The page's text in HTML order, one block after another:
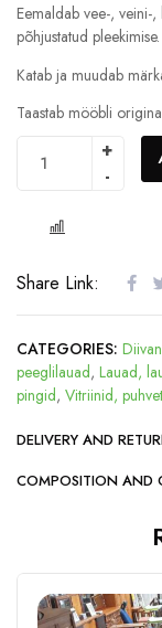
Eemaldab vee-, veini-
põhjustatud pleekimise.
Katab ja muudab
Taastab mööbli
Share Link:
CATEGORIES:
peeglilauad, Lauad,
pingid, Vitriinid,
DELIVERY AND
COMPOSITION AND